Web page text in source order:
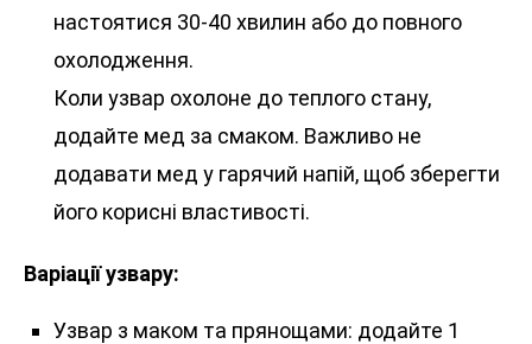
настоятися 30-40 хвилин або до повного
охолодження.
Коли узвар охолоне до теплого стану,
додайте мед за смаком. Важливо не
додавати мед у гарячий напій, щоб зберегти
його корисні властивості.
Варіації узвару:
Узвар з маком та прянощами: додайте 1